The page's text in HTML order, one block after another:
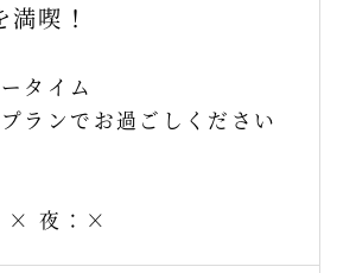
満喫！
タイム
ランでお過ごしください
× 夜：×